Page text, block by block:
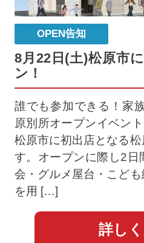
OPEN告知
8月22日(土)松原市
ン！
誰でも参加できる！家
原別所オープンイベン
松原市に初出店となる
す。オープンに際し2日
会・グルメ屋台・こど
を用 […]
詳し